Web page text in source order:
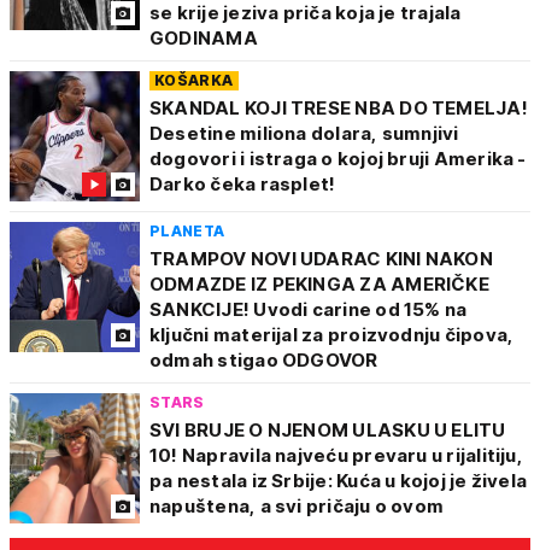
se krije jeziva priča koja je trajala
GODINAMA
KOŠARKA
SKANDAL KOJI TRESE NBA DO TEMELJA!
Desetine miliona dolara, sumnjivi
dogovori i istraga o kojoj bruji Amerika -
Darko čeka rasplet!
PLANETA
TRAMPOV NOVI UDARAC KINI NAKON
ODMAZDE IZ PEKINGA ZA AMERIČKE
SANKCIJE! Uvodi carine od 15% na
ključni materijal za proizvodnju čipova,
odmah stigao ODGOVOR
STARS
SVI BRUJE O NJENOM ULASKU U ELITU
10! Napravila najveću prevaru u rijalitiju,
pa nestala iz Srbije: Kuća u kojoj je živela
napuštena, a svi pričaju o ovom